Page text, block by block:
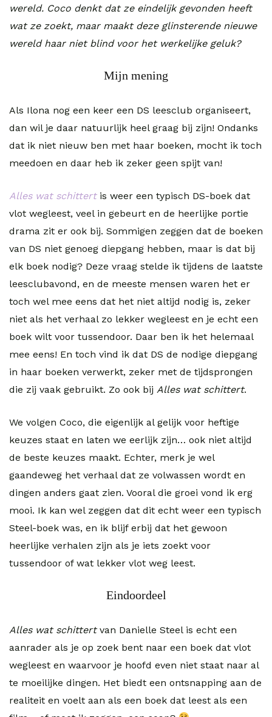
wereld. Coco denkt dat ze eindelijk gevonden heeft
wat ze zoekt, maar maakt deze glinsterende nieuwe
wereld haar niet blind voor het werkelijke geluk?
Mijn mening
Als Ilona nog een keer een DS leesclub organiseert,
dan wil je daar natuurlijk heel graag bij zijn! Ondanks
dat ik niet nieuw ben met haar boeken, mocht ik toch
meedoen en daar heb ik zeker geen spijt van!
Alles wat schittertis weer een typisch DS-boek dat
vlot wegleest, veel in gebeurt en de heerlijke portie
drama zit er ook bij. Sommigen zeggen dat de boeken
van DS niet genoeg diepgang hebben, maar is dat bij
elk boek nodig? Deze vraag stelde ik tijdens de laatste
leesclubavond, en de meeste mensen waren het er
toch wel mee eens dat het niet altijd nodig is, zeker
niet als het verhaal zo lekker wegleest en je echt een
boek wilt voor tussendoor. Daar ben ik het helemaal
mee eens! En toch vind ik dat DS de nodige diepgang
in haar boeken verwerkt, zeker met de tijdsprongen
die zij vaak gebruikt. Zo ook bij Alles wat schittert.
We volgen Coco, die eigenlijk al gelijk voor heftige
keuzes staat en laten we eerlijk zijn… ook niet altijd
de beste keuzes maakt. Echter, merk je wel
gaandeweg het verhaal dat ze volwassen wordt en
dingen anders gaat zien. Vooral die groei vond ik erg
mooi. Ik kan wel zeggen dat dit echt weer een typisch
Steel-boek was, en ik blijf erbij dat het gewoon
heerlijke verhalen zijn als je iets zoekt voor
tussendoor of wat lekker vlot weg leest.
Eindoordeel
Alles wat schittertvan Danielle Steel is echt een
aanrader als je op zoek bent naar een boek dat vlot
wegleest en waarvoor je hoofd even niet staat naar al
te moeilijke dingen. Het biedt een ontsnapping aan de
realiteit en voelt aan als een boek dat leest als een